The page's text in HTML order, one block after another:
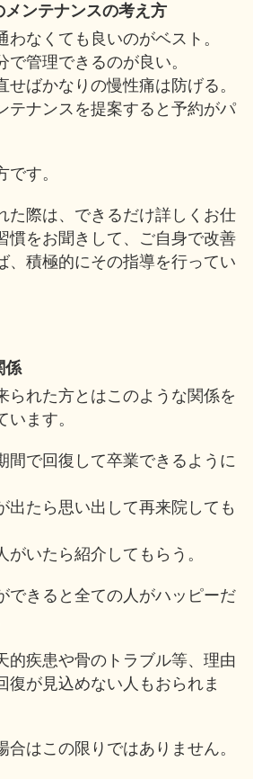
メンテナンスの考え方
わなくても良いのがベスト。
で管理できるのが良い。
せばかなりの慢性痛は防げる。
テナンスを提案すると予約がパ
です。
た際は、できるだけ詳しくお仕
慣をお聞きして、ご自身で改善
、積極的にその指導を行ってい
係
られた方とはこのような関係を
います。
間で回復して卒業できるように
出たら思い出して再来院しても
がいたら紹介してもらう。
できると全ての人がハッピーだ
的疾患や骨のトラブル等、理由
復が見込めない人もおられま
合はこの限りではありません。